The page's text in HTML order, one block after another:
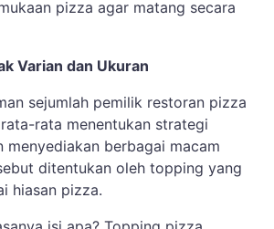
pizza agar matang secara
Varian dan Ukuran
sejumlah pemilik restoran pizza
rata menentukan strategi
menyediakan berbagai macam
ditentukan oleh topping yang
hiasan pizza.